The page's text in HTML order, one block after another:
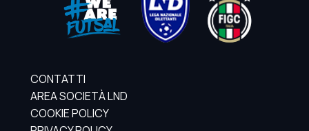
CONTATTI
AREA SOCIETÀ LND
COOKIE POLICY